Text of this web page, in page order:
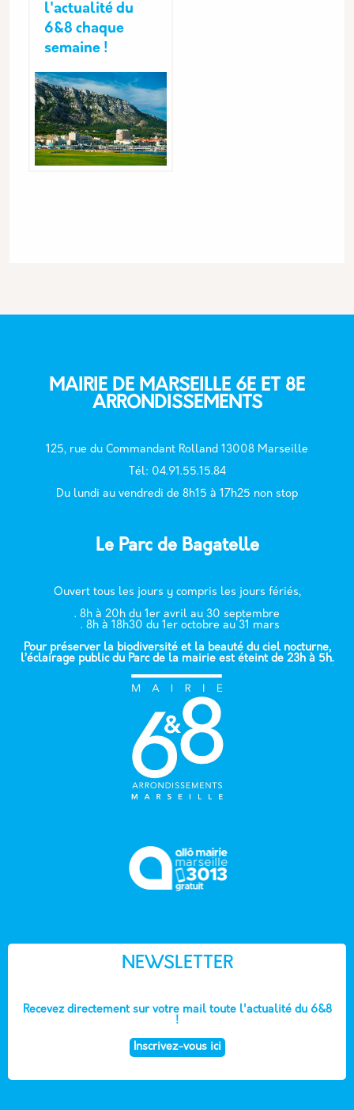
l'actualité du
6&8 chaque
semaine !
MAIRIE DE MARSEILLE 6E ET 8E
ARRONDISSEMENTS
125, rue du Commandant Rolland 13008 Marseille
Tél: 04.91.55.15.84
Du lundi au vendredi de 8h15 à 17h25 non stop
Le Parc de Bagatelle
Ouvert tous les jours y compris les jours fériés,
. 8h à 20h du 1er avril au 30 septembre
. 8h à 18h30 du 1er octobre au 31 mars
Pour préserver la biodiversité et la beauté du ciel nocturne,
l’éclairage public du Parc de la mairie est éteint de 23h à 5h.
NEWSLETTER
Recevez directement sur votre mail toute l'actualité du 6&8
!
Inscrivez-vous ici